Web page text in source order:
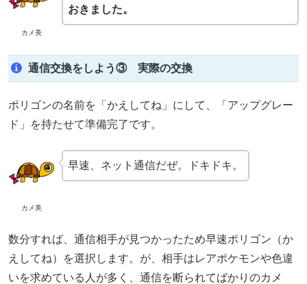
カメ美
おきました。
通信交換をしよう③ 実際の交換
ポリゴンの名前を「かえしてね」にして、「アップグレー
ド」を持たせて準備完了です。
カメ美
早速、ネット通信だぜ。ドキドキ。
数分すれば、通信相手が見つかったため早速ポリゴン（か
えしてね）を選択します。が、相手はレアポケモンや色違
いを求めている人が多く、通信を断られてばかりのカメ